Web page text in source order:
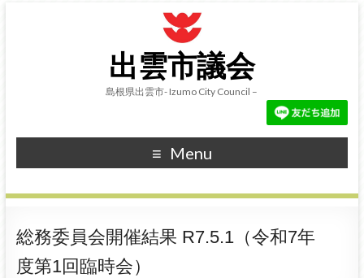
出雲市議会
島根県出雲市- Izumo City Council –
Menu
総務委員会開催結果 R7.5.1（令和7年
度第1回臨時会）